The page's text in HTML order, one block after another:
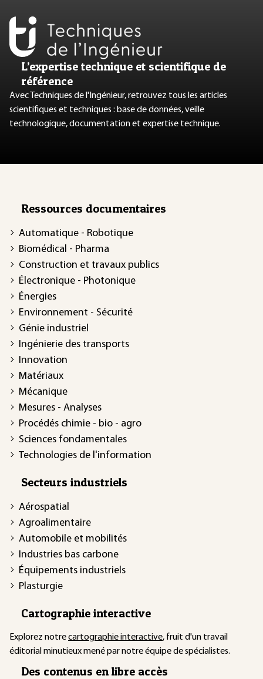
L’expertise technique et scientifique de
référence
Avec Techniques de l'Ingénieur, retrouvez tous les articles
scientifiques et techniques : base de données, veille
technologique, documentation et expertise technique.
Ressources documentaires
Automatique - Robotique
Biomédical - Pharma
Construction et travaux publics
Électronique - Photonique
Énergies
Environnement - Sécurité
Génie industriel
Ingénierie des transports
Innovation
Matériaux
Mécanique
Mesures - Analyses
Procédés chimie - bio - agro
Sciences fondamentales
Technologies de l'information
Secteurs industriels
Aérospatial
Agroalimentaire
Automobile et mobilités
Industries bas carbone
Équipements industriels
Plasturgie
Cartographie interactive
Explorez notrecartographie interactive, fruit d'un travail
éditorial minutieux mené par notre équipe de spécialistes.
Des contenus en libre accès